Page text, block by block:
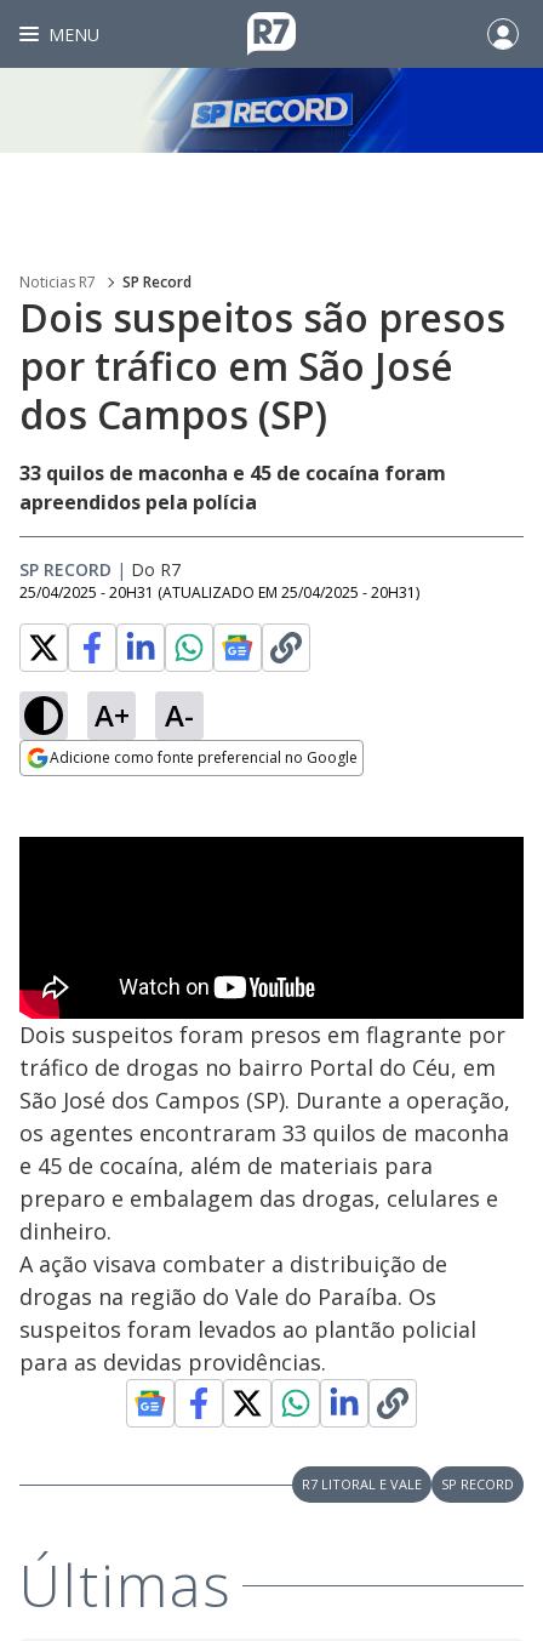
MENU
Noticias R7 SP Record
Dois suspeitos são presos
por tráfico em São José
dos Campos (SP)
33 quilos de maconha e 45 de cocaína foram
apreendidos pela polícia
SP RECORD | Do R7
25/04/2025 - 20H31 (ATUALIZADO EM 25/04/2025 - 20H31)
A+ A-
Adicione como fonte preferencial no Google
Dois suspeitos foram presos em flagrante por
tráfico de drogas no bairro Portal do Céu, em
São José dos Campos (SP). Durante a operação,
os agentes encontraram 33 quilos de maconha
e 45 de cocaína, além de materiais para
preparo e embalagem das drogas, celulares e
dinheiro.
A ação visava combater a distribuição de
drogas na região do Vale do Paraíba. Os
suspeitos foram levados ao plantão policial
para as devidas providências.
R7 LITORAL E VALE SP RECORD
Últimas